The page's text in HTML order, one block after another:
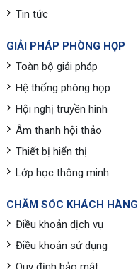
Tin tức
GIẢI PHÁP PHÒNG HỌP
Toàn bộ giải pháp
Hệ thống phòng họp
Hội nghị truyền hình
Âm thanh hội thảo
Thiết bị hiển thị
Lớp học thông minh
CHĂM SÓC KHÁCH HÀNG
Điều khoản dịch vụ
Điều khoản sử dụng